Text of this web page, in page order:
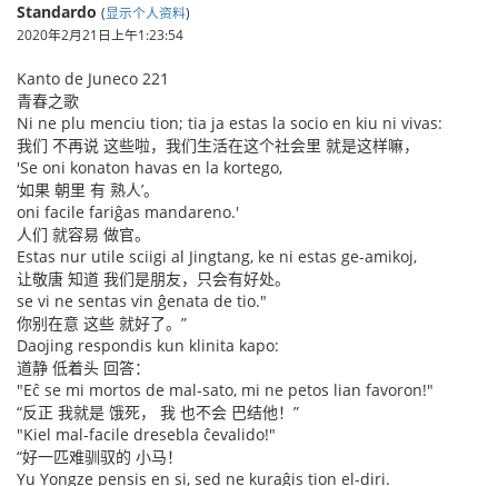
Standardo (显示个人资料)
2020年2月21日上午1:23:54
Kanto de Juneco 221
青春之歌
Ni ne plu menciu tion; tia ja estas la socio en kiu ni vivas:
我们 不再说 这些啦，我们生活在这个社会里 就是这样嘛，
'Se oni konaton havas en la kortego,
‘如果 朝里 有 熟人’。
oni facile fariĝas mandareno.'
人们 就容易 做官。
Estas nur utile sciigi al Jingtang, ke ni estas ge-amikoj,
让敬唐 知道 我们是朋友，只会有好处。
se vi ne sentas vin ĝenata de tio."
你别在意 这些 就好了。”
Daojing respondis kun klinita kapo:
道静 低着头 回答：
"Eĉ se mi mortos de mal-sato, mi ne petos lian favoron!"
“反正 我就是 饿死， 我 也不会 巴结他！”
"Kiel mal-facile dresebla ĉevalido!"
“好一匹难驯驭的 小马！
Yu Yongze pensis en si, sed ne kuraĝis tion el-diri.